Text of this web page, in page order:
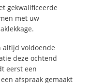
gekwalificeerde
met uw
altijd voldoende
deze ochtend
eerst een
afspraak gemaakt